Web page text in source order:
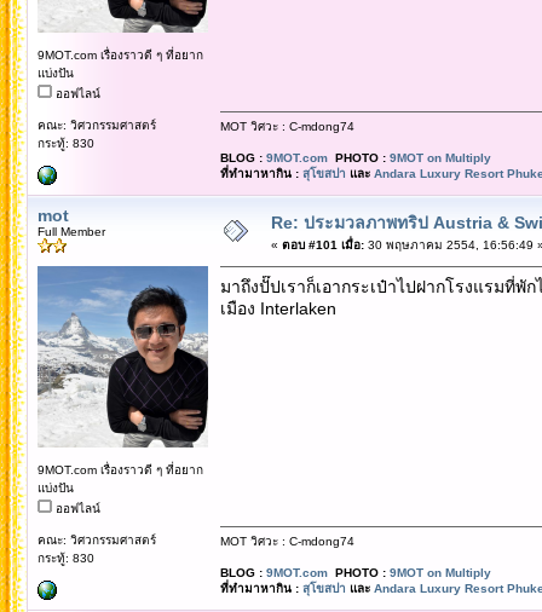
9MOT.com เรื่องราวดี ๆ ที่อยาก
แบ่งปัน
ออฟไลน์
คณะ: วิศวกรรมศาสตร์
กระทู้: 830
MOT วิศวะ : C-mdong74
BLOG : 9MOT.comPHOTO : 9MOT on Multiply
ที่ทำมาหากิน : สุโขสปา และ Andara Luxury Resort
mot
Full Member
9MOT.com เรื่องราวดี ๆ ที่อยาก
แบ่งปัน
ออฟไลน์
คณะ: วิศวกรรมศาสตร์
กระทู้: 830
Re: ประมวลภาพทริป Austria &
« ตอบ #101 เมื่อ:30 พฤษภาคม 2554, 16:56:49
มาถึงปั๊ปเราก็เอากระเป๋าไปฝากโรงแรมที่
เมือง Interlaken
MOT วิศวะ : C-mdong74
BLOG : 9MOT.comPHOTO : 9MOT on Multiply
ที่ทำมาหากิน : สุโขสปา และ Andara Luxury Resort